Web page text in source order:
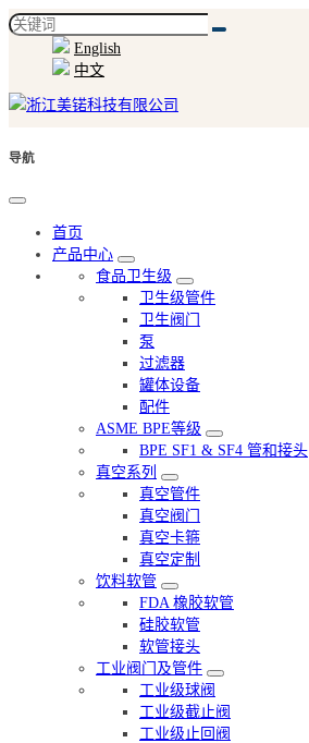
English
中文
导航
首页
产品中心
食品卫生级
卫生级管件
卫生阀门
泵
过滤器
罐体设备
配件
ASME BPE等级
BPE SF1 & SF4 管和接头
真空系列
真空管件
真空阀门
真空卡箍
真空定制
饮料软管
FDA 橡胶软管
硅胶软管
软管接头
工业阀门及管件
工业级球阀
工业级截止阀
工业级止回阀